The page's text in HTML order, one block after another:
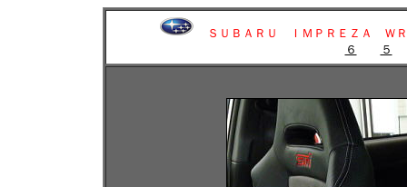
ＳＵＢＡＲＵ
ＩＭＰＲＥＺＡ Ｗ
６
５